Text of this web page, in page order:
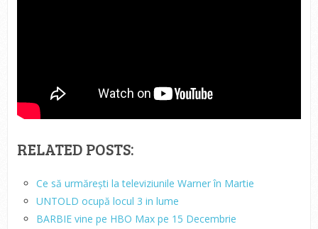
RELATED POSTS:
Ce să urmărești la televiziunile Warner în Martie
UNTOLD ocupă locul 3 in lume
BARBIE vine pe HBO Max pe 15 Decembrie